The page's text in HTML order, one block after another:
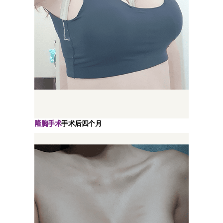
隆胸手术手术后四个月